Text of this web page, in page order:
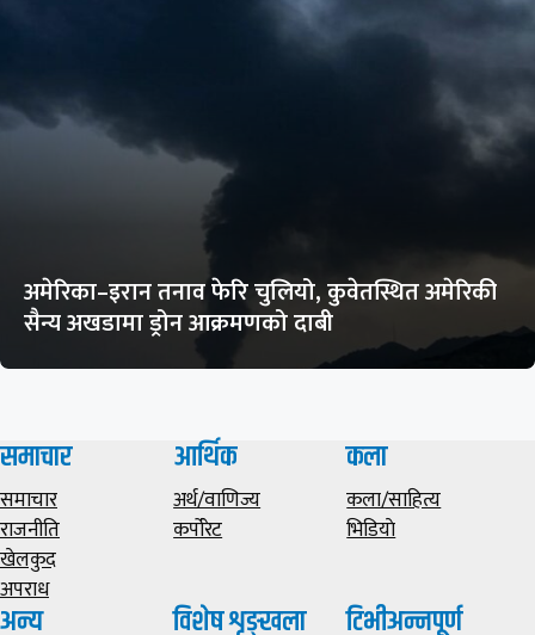
अमेरिका–इरान तनाव फेरि चुलियो, कुवेतस्थित अमेरिकी
सैन्य अखडामा ड्रोन आक्रमणको दाबी
समाचार
समाचार
राजनीति
खेलकुद
अपराध
आर्थिक
अर्थ/वाणिज्य
कर्पोरेट
कला
कला/साहित्य
भिडियाे
अन्य विशेष शृङ्खला टिभीअन्नपूर्ण